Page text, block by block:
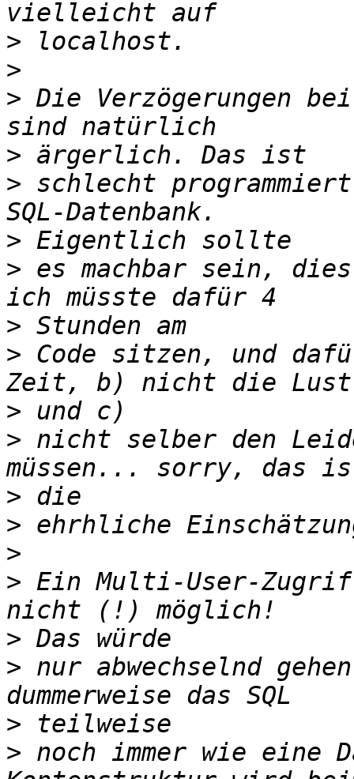
>
>
> Die Verzögerungen
>
> schlecht
>
> es machbar sein,
>
> Code sitzen, und
>
> nicht selber den
>
>
>
> Ein Multi-User-
>
> nur abwechselnd
>
> noch immer wie